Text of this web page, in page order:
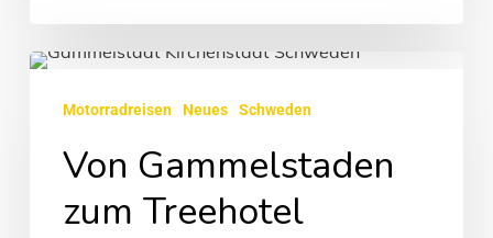
Von
Gammelstaden
Treehotel
Motorradreisen Neues Schweden
Von Gammelstaden
zum Treehotel